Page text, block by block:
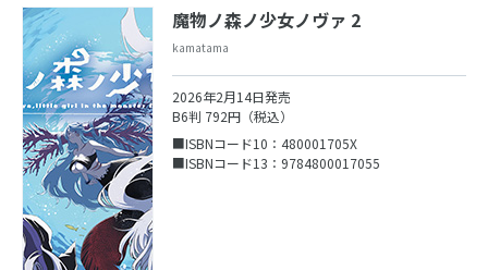
魔物ノ森ノ少女ノヴァ 2
kamatama
2026年2月14日発売
B6判 792円（税込）
■ISBNコード10：480001705X
■ISBNコード13：9784800017055